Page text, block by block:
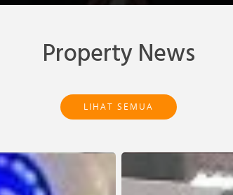
Property News
LIHAT SEMUA